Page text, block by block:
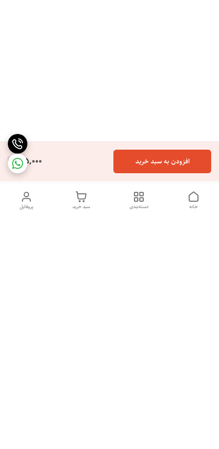
165,000 افزودن به سبد خرید
پروفایل سبد خرید دسته‌بندی خانه